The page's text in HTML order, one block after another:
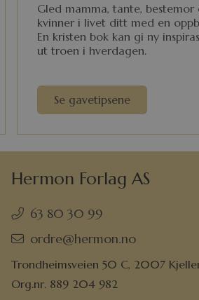
Gled mamma, tante, bestemor
kvinner i livet ditt med en
En kristen bok kan gi ny
ut troen i hverdagen.
Se gavetipsene
Hermon Forlag AS
63 80 30 99
ordre@hermon.no
Trondheimsveien 50 C, 2007
Org.nr. 889 204 982